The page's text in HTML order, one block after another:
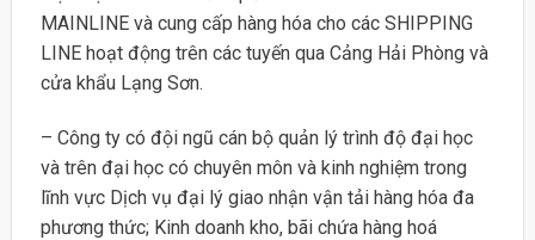
MAINLINE và cung cấp hàng hóa cho các SHIPPING
LINE hoạt động trên các tuyến qua Cảng Hải Phòng và
cửa khẩu Lạng Sơn.
– Công ty có đội ngũ cán bộ quản lý trình độ đại học
và trên đại học có chuyên môn và kinh nghiệm trong
lĩnh vực Dịch vụ đại lý giao nhận vận tải hàng hóa đa
phương thức; Kinh doanh kho, bãi chứa hàng hoá